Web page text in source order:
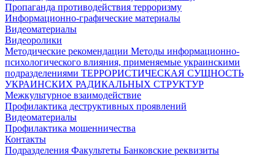
Пропаганда противодействия терроризму
Информационно-графические материалы
Видеоматериалы
Видеоролики
Методические рекомендации Методы информационно-
психологического влияния, применяемые украинскими
подразделениями ТЕРРОРИСТИЧЕСКАЯ СУЩНОСТЬ
УКРАИНСКИХ РАДИКАЛЬНЫХ СТРУКТУР
Межкультурное взаимодействие
Профилактика деструктивных проявлений
Видеоматериалы
Профилактика мошенничества
Контакты
Подразделения Факультеты Банковские реквизиты